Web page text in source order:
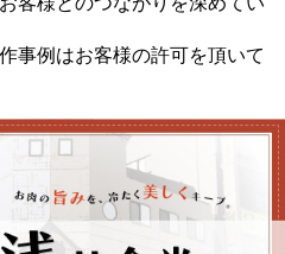
事例はお客様の許可を頂いて